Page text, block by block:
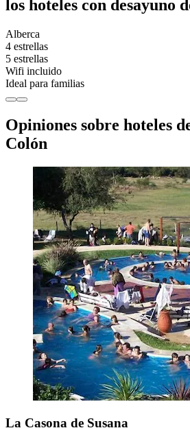
los hoteles con desayuno
Alberca
4 estrellas
5 estrellas
Wifi incluido
Ideal para familias
Opiniones sobre hoteles
Colón
La Casona de Susana